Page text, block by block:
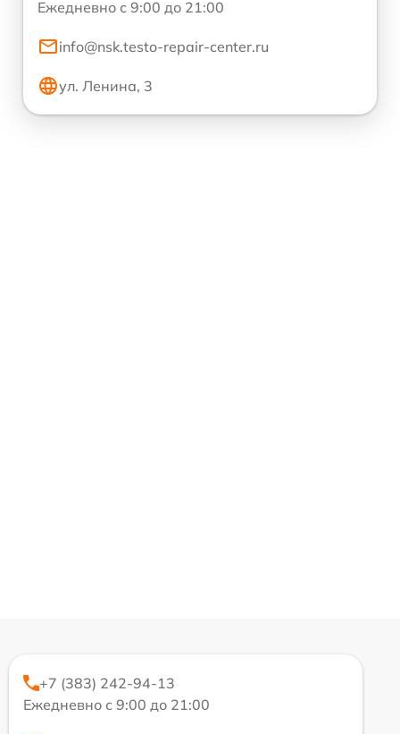
Ежедневно с 9:00 до 21:00
info@nsk.testo-repair-center.ru
ул. Ленина, 3
+7 (383) 242-94-13
Ежедневно с 9:00 до 21:00